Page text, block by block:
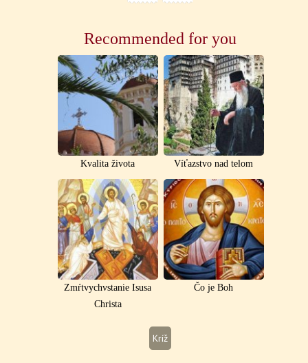
Recommended for you
Kvalita života Víťazstvo nad telom
Zmŕtvychvstanie Isusa
Christa
Čo je Boh
Kríž